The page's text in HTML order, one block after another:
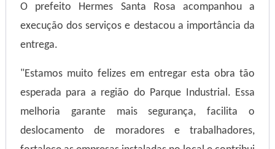
O prefeito Hermes Santa Rosa acompanhou a
execução dos serviços e destacou a importância da
entrega.
"Estamos muito felizes em entregar esta obra tão
esperada para a região do Parque Industrial. Essa
melhoria garante mais segurança, facilita o
deslocamento de moradores e trabalhadores,